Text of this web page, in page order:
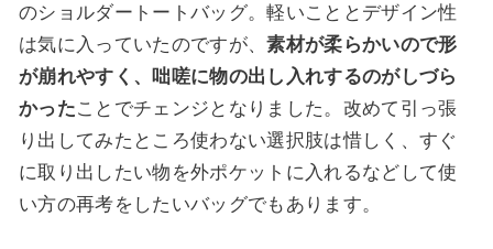
のショルダートートバッグ。軽いこととデザイン性
は気に入っていたのですが、素材が柔らかいので形
が崩れやすく、咄嗟に物の出し入れするのがしづら
かったことでチェンジとなりました。改めて引っ張
り出してみたところ使わない選択肢は惜しく、すぐ
に取り出したい物を外ポケットに入れるなどして使
い方の再考をしたいバッグでもあります。